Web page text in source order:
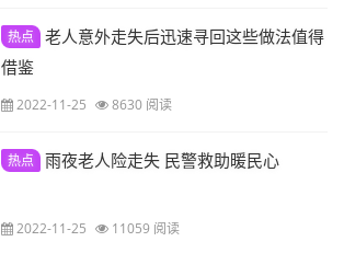
热点
老人意外走失后迅速寻回这些做法值得
借鉴
2022-11-25 8630 阅读
热点 雨夜老人险走失 民警救助暖民心
2022-11-25 11059 阅读